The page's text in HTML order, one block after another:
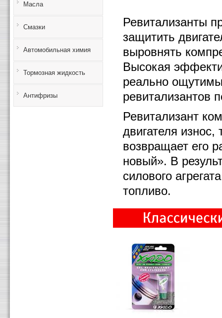
Масла
Смазки
Автомобильная химия
Тормозная жидкость
Антифризы
Ревитализанты
защитить
выровнять
Высокая
реально
ревитализантов
Ревитализант
двигателя
возвращает его
новый». В
силового
топливо.